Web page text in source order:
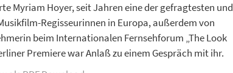
Myriam Hoyer, seit Jahren eine der gefragtesten und
Regisseurinnen in Europa, außerdem von
beim Internationalen Fernsehforum „The Look
Premiere war Anlaß zu einem Gespräch mit ihr.